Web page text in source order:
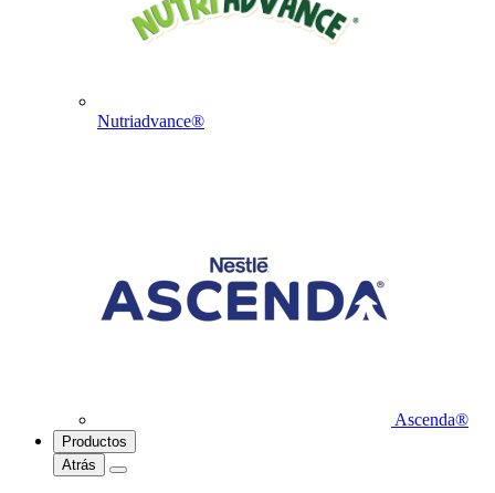
Nutriadvance®
Ascenda®
Productos
Atrás